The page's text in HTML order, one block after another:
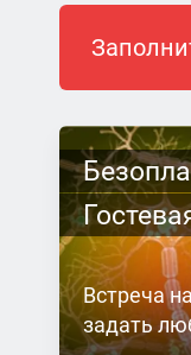
Встреча
задать